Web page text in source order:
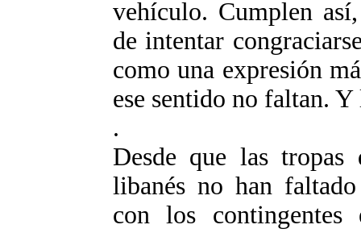
vehículo. Cumplen
de intentar
como una expresión
ese sentido no faltan.
.
Desde que las
libanés no han
con los